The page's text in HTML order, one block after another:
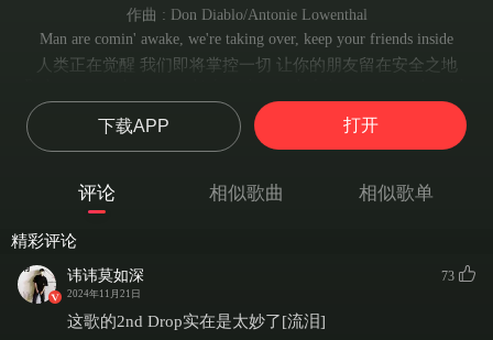
作曲 : Don Diablo/Antonie Lowenthal
Man are comin' awake, we're taking over, keep your friends inside
人类正在觉醒 我们即将掌控一切 让你的朋友留在安全之地
当压力来临时 你以为你很强大 那就让我们看看你能否承受得住
Weather storm, see me standing on the lawn
无论风雨多大 我都会站在地表上
随时准备迎接任何挑战 我生来就是为了挑战
Late at night I'm like a wolf, back to normal by the morn' (Awoo)
深夜我如狼般凶猛 但到了清晨又恢复如初
This is how you reach the stars, no more looking at the past
下载APP 打开
评论 相似歌曲 相似歌单
精彩评论
讳讳莫如深
2024年11月21日
73
这歌的2nd Drop实在是太妙了[流泪]